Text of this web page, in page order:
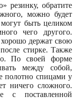
резинку, обратите
можно будет
быть целиком
чего другого.
хорошо держат свою
стирке. Также
По своей форме
между собой,
полотно спицами у
ничего сложного.
с поставленной